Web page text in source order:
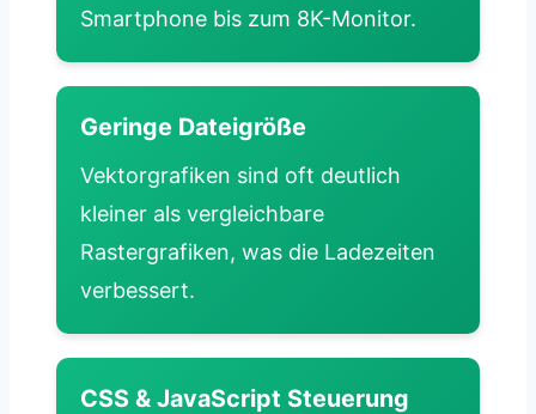
Smartphone bis zum 8K-Monitor.
Geringe Dateigröße
Vektorgrafiken sind oft deutlich
kleiner als vergleichbare
Rastergrafiken, was die Ladezeiten
verbessert.
CSS & JavaScript Steuerung